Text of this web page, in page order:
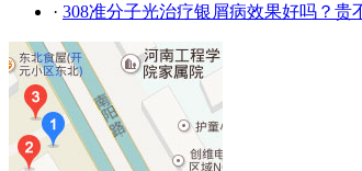
· 308准分子光治疗银屑病效果好吗？贵